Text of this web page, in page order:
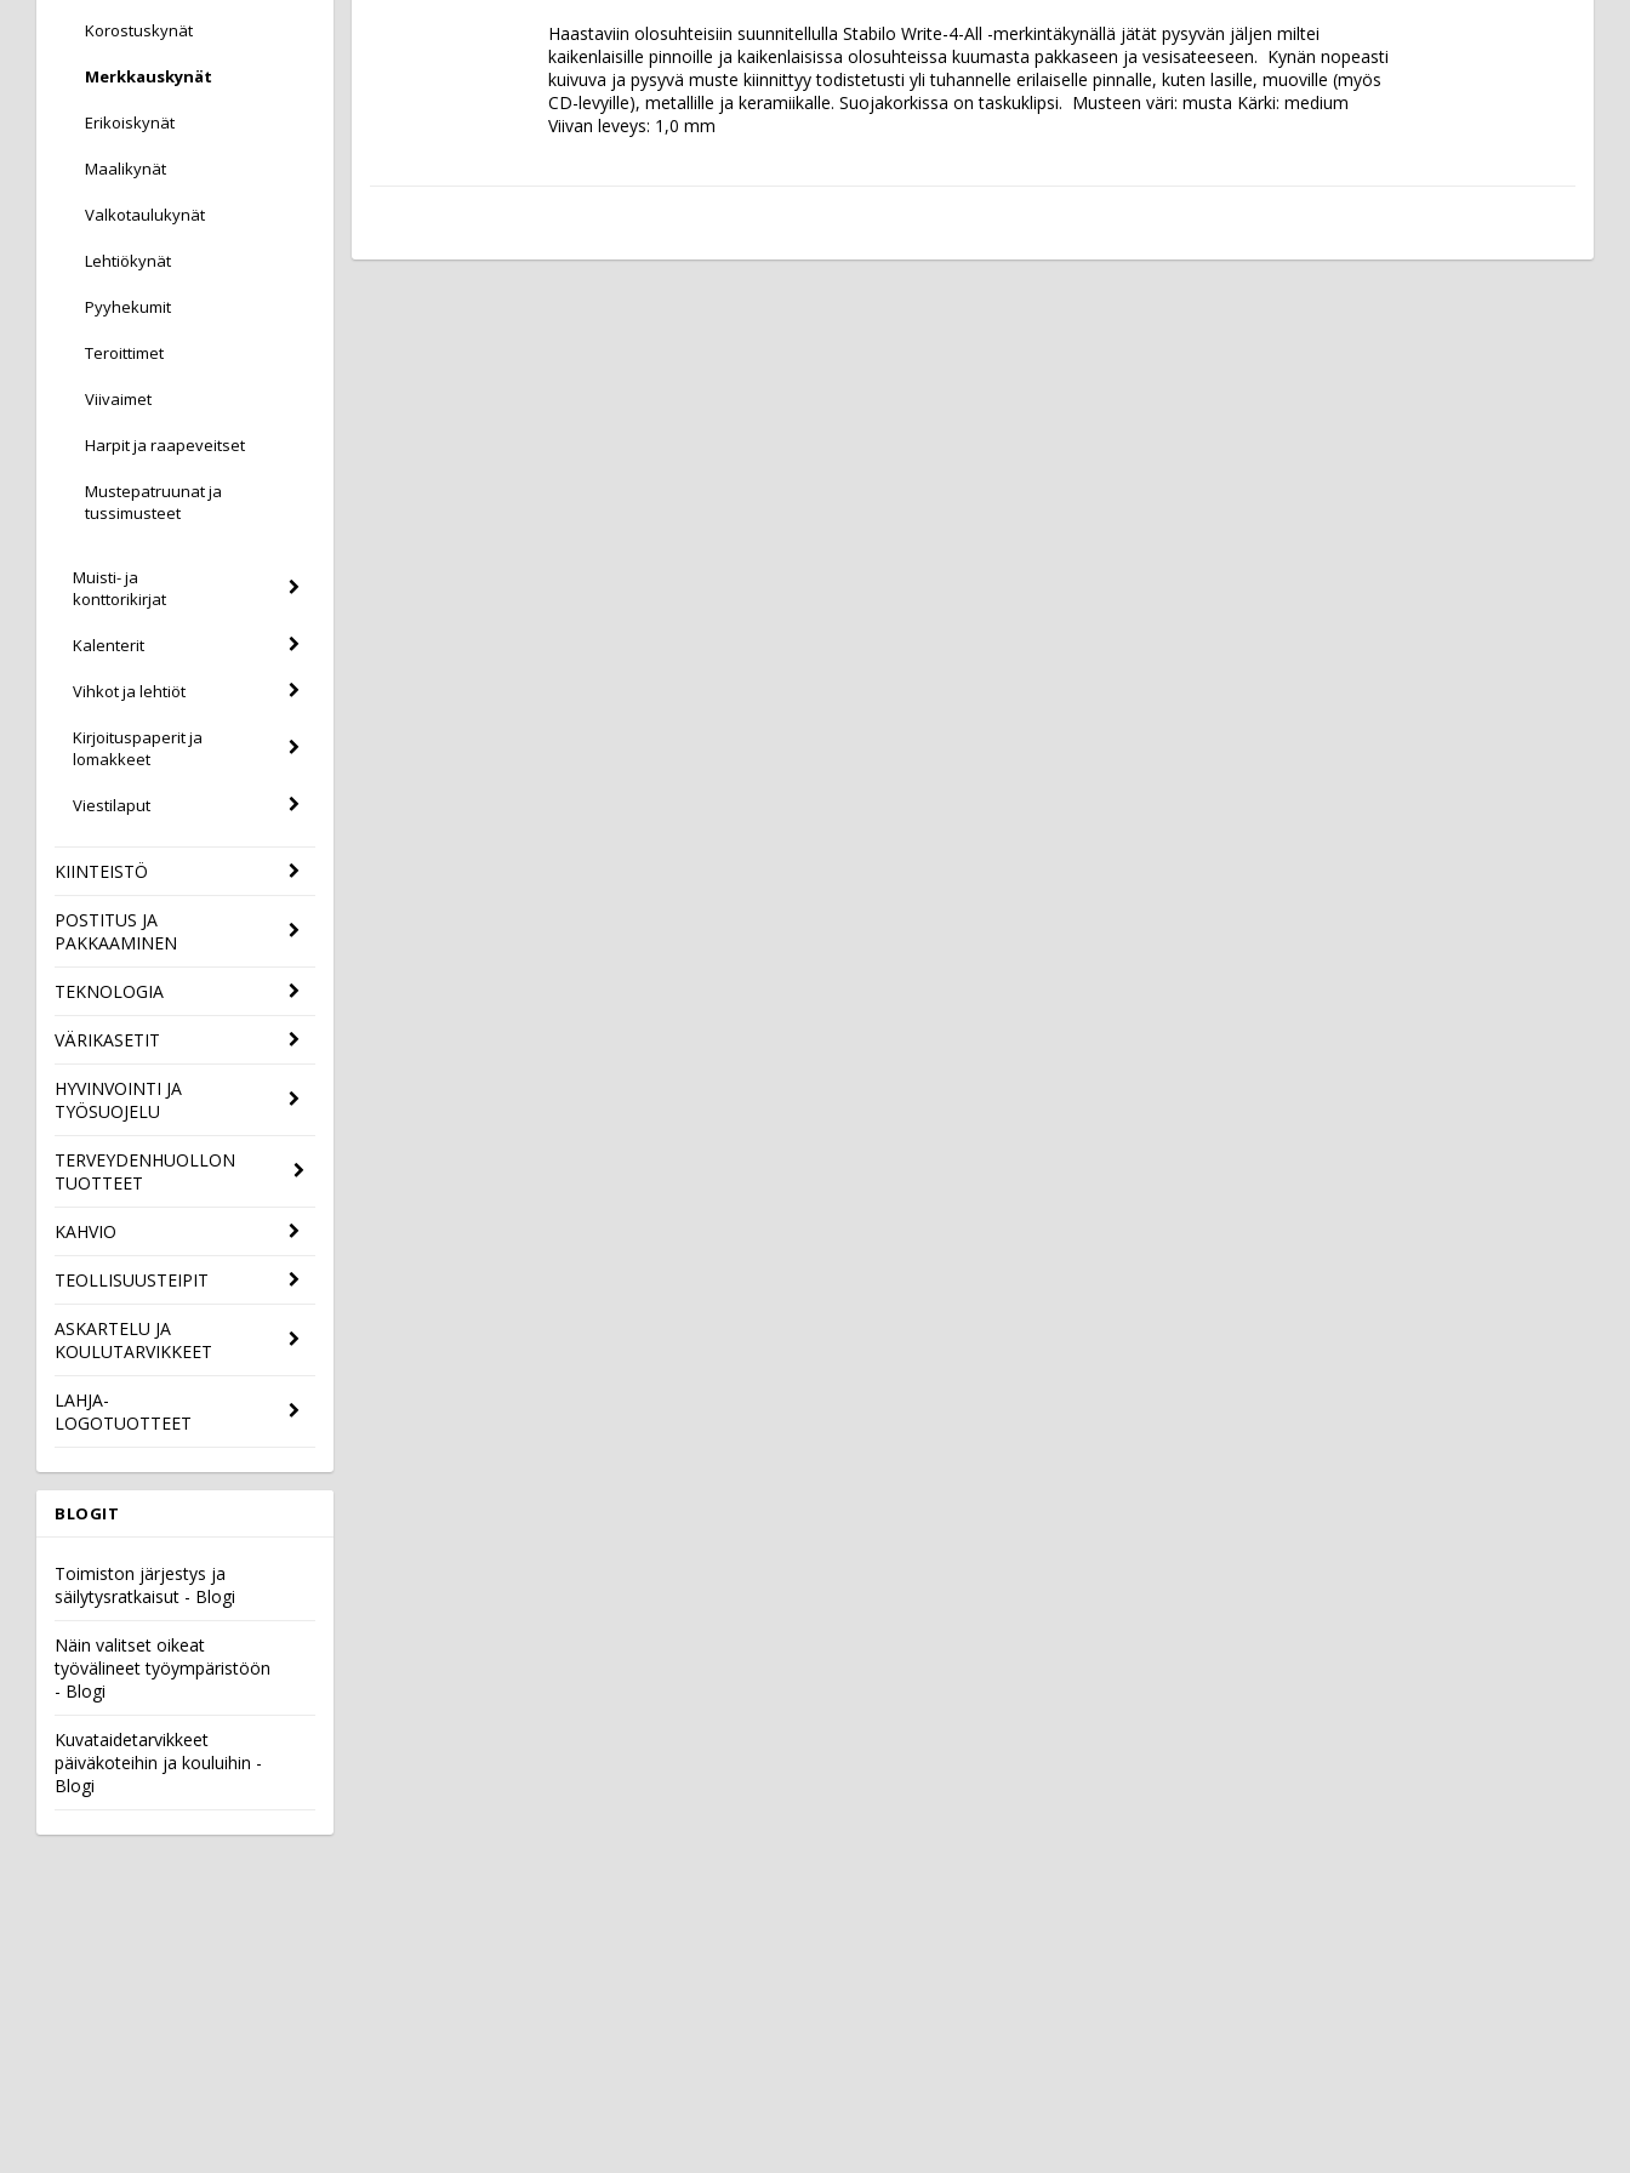
Korostuskynät
Merkkauskynät
Erikoiskynät
Maalikynät
Valkotaulukynät
Lehtiökynät
Pyyhekumit
Teroittimet
Viivaimet
Harpit ja raapeveitset
Mustepatruunat ja
tussimusteet
Muisti- ja
konttorikirjat
Kalenterit
Vihkot ja lehtiöt
Kirjoituspaperit ja
lomakkeet
Viestilaput
KIINTEISTÖ
POSTITUS JA
PAKKAAMINEN
TEKNOLOGIA
VÄRIKASETIT
HYVINVOINTI JA
TYÖSUOJELU
TERVEYDENHUOLLON
TUOTTEET
KAHVIO
TEOLLISUUSTEIPIT
ASKARTELU JA
KOULUTARVIKKEET
LAHJA-
LOGOTUOTTEET
BLOGIT
Toimiston järjestys ja
säilytysratkaisut - Blogi
Näin valitset oikeat
työvälineet työympäristöön
- Blogi
Kuvataidetarvikkeet
päiväkoteihin ja kouluihin -
Blogi
Haastaviin olosuhteisiin suunnitellulla Stabilo Write-4-All -merkintäkynällä jätät pysyvän jäljen miltei
kaikenlaisille pinnoille ja kaikenlaisissa olosuhteissa kuumasta pakkaseen ja vesisateeseen.  Kynän nopeasti
kuivuva ja pysyvä muste kiinnittyy todistetusti yli tuhannelle erilaiselle pinnalle, kuten lasille, muoville (myös
CD-levyille), metallille ja keramiikalle. Suojakorkissa on taskuklipsi.  Musteen väri: musta Kärki: medium
Viivan leveys: 1,0 mm